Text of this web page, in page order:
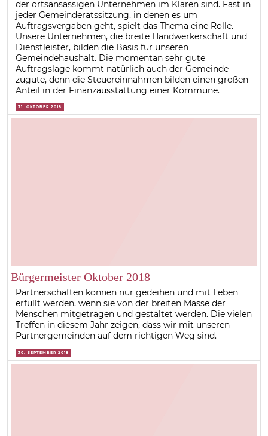
der ortsansässigen Unternehmen im Klaren sind. Fast in
jeder Gemeinderatssitzung, in denen es um
Auftragsvergaben geht, spielt das Thema eine Rolle.
Unsere Unternehmen, die breite Handwerkerschaft und
Dienstleister, bilden die Basis für unseren
Gemeindehaushalt. Die momentan sehr gute
Auftragslage kommt natürlich auch der Gemeinde
zugute, denn die Steuereinnahmen bilden einen großen
Anteil in der Finanzausstattung einer Kommune.
31. OKTOBER 2018
Bürgermeister Oktober 2018
Partnerschaften können nur gedeihen und mit Leben
erfüllt werden, wenn sie von der breiten Masse der
Menschen mitgetragen und gestaltet werden. Die vielen
Treffen in diesem Jahr zeigen, dass wir mit unseren
Partnergemeinden auf dem richtigen Weg sind.
30. SEPTEMBER 2018